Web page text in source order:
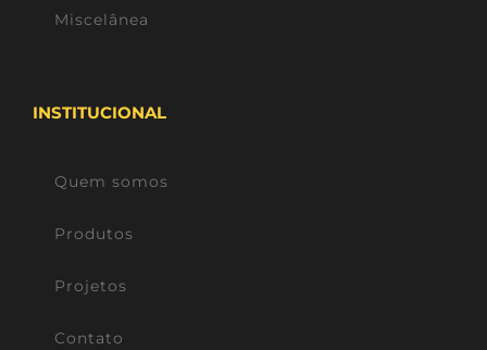
Miscelânea
INSTITUCIONAL
Quem somos
Produtos
Projetos
Contato